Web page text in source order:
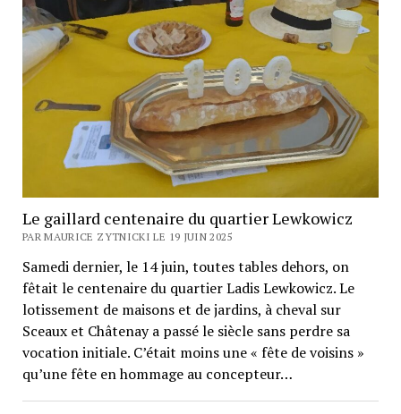
Le gaillard centenaire du quartier Lewkowicz
PAR MAURICE ZYTNICKI LE 19 JUIN 2025
Samedi dernier, le 14 juin, toutes tables dehors, on
fêtait le centenaire du quartier Ladis Lewkowicz. Le
lotissement de maisons et de jardins, à cheval sur
Sceaux et Châtenay a passé le siècle sans perdre sa
vocation initiale. C’était moins une « fête de voisins »
qu’une fête en hommage au concepteur…